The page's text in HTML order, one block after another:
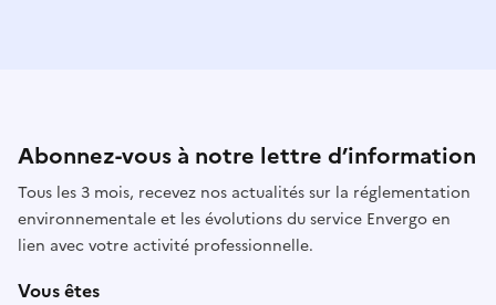
Abonnez-vous à notre lettre d’information
Tous les 3 mois, recevez nos actualités sur la réglementation
environnementale et les évolutions du service Envergo en
lien avec votre activité professionnelle.
Vous êtes